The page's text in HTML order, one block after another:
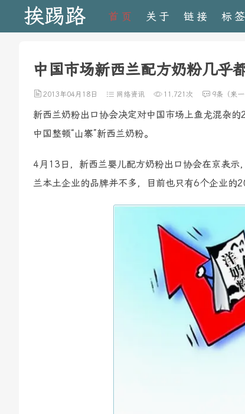
挨踢路 首页 关于 链接 标签
中国市场新西兰配方奶粉几乎
2013年04月18日 网络资讯 11,721次 9条（来一
新西兰奶粉出口协会决定对中国市场上鱼龙混杂
中国整顿“山寨”新西兰奶粉。
4月13日，新西兰婴儿配方奶粉出口协会在京表
兰本土企业的品牌并不多，目前也只有6个企业的